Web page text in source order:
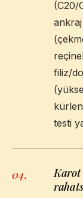
(C20/
filiz/
testi
04.
Karot